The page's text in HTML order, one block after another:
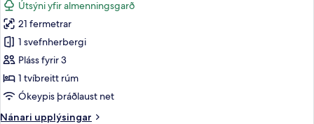
2)
útsýni
yfir
almenningsgarð
(with
for
2)
fyrir
Deluxe-
herbergi
með
tvíbreiðu
rúmi
Útsýni yfir almenningsgarð
21 fermetrar
1 svefnherbergi
Pláss fyrir 3
1 tvíbreitt rúm
Ókeypis þráðlaust net
Nánari upplýsingar
Nánari